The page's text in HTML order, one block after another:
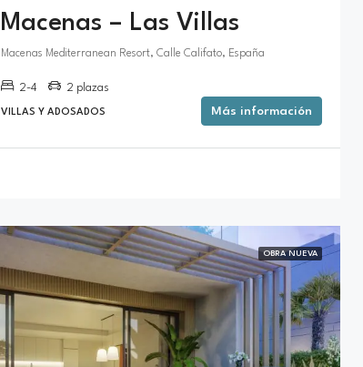
Macenas – Las Villas
Macenas Mediterranean Resort, Calle Califato, España
2-4 2 plazas
VILLAS Y ADOSADOS Más información
OBRA NUEVA